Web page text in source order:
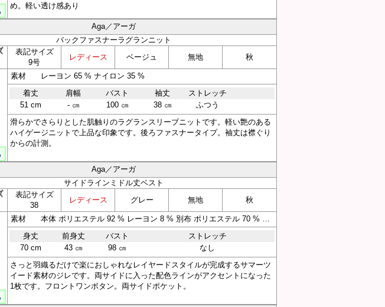
め。軽い透け感あり
Aga／アーガ
バックファスナーラグランニット
表記サイズ
9号
レディース ベージュ 無地 秋
素材 レーヨン 65 % ナイロン 35 %
着丈
肩幅 バスト 袖丈
ストレッチ
51 cm
- ㎝ 100 ㎝ 38 ㎝
ふつう
滑らかでさらりとした肌触りのラグランスリーブニットです。軽い艶のある
ハイゲージニットで上品な印象です。後ろファスナータイプ。袖丈は襟ぐり
からの計測。
Aga／アーガ
サイドラインミドル丈ベスト
表記サイズ
38
レディース グレー 無地 秋
素材 本体 ポリエステル 92 % レーヨン 8 % 別布 ポリエステル 70 % レーヨン 25 % ポリウレタン 5 %
身丈
前身丈 バスト
ストレッチ
70 cm
43 ㎝ 98 ㎝
なし
さっと羽織るだけで楽におしゃれなレイヤードスタイルが完成するサマーツ
イード素材のジレです。両サイドに入った配色ラインがアクセントになった
1枚です。フロントワンボタン。両サイドポケット。